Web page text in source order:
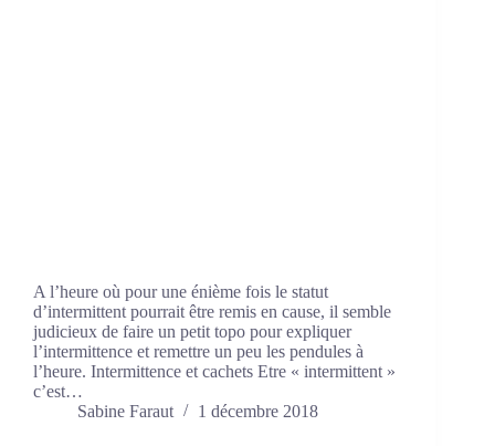
A l’heure où pour une énième fois le statut
d’intermittent pourrait être remis en cause, il semble
judicieux de faire un petit topo pour expliquer
l’intermittence et remettre un peu les pendules à
l’heure. Intermittence et cachets Etre « intermittent »
c’est…
Sabine Faraut
1 décembre 2018